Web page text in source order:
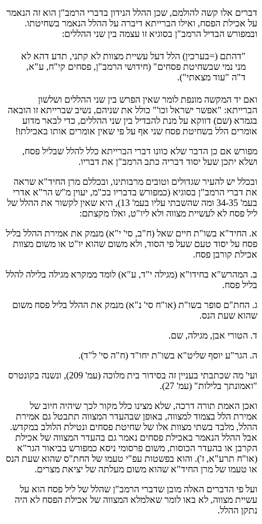
דברים אלו קשה להולמם, שכן ההלל הנידון בדברי הרמב"ן הוא זה הנאמר
על אכילת הפסח, ואילו הברייתא דיברה על ההלל הנאמר בשחיטתו.
ובמפורש הבדיל הרמב"ן בסוגיא זו עצמה בין שני ההללים:
"דהתם (=בערכין) הלל דעל עשיית מצוות לא קתני, תדע דהא לא
מני נמי שבשחיטת פסחים" (חידושי הרמב"ן, פסחים קי"ח, ע"א,
ד"ה "עוד מצאתי").
ואם יד המקשה מונפת לומר שאין הפרש בין שני ההללים ושלשון
הברייתא: "אפשר ישראל וכו'" כולל את שניהם, נשיב שברייתא זו הובאה
בגמרא (שם) דווקא על מנת להבדיל בין שני ההללים, כדי לבאר מדוע
אומרים הלל בשחיטת פסח שני אף על פי שאין אומרים אותו באכילתו!
מפורש אם כן הדבר שלא כוונו דברי הברייתא כלל להלל שבליל פסח,
ושלא יתכן שעל יסוד דבריה כתב הרמב"ן את דבריו.
ובכלל יש להעיר שגדולים וטובים מרבותינו, ובכללם מרן החיד"א שראה
את דברי הרמב"ן בסוגיא (כמפורש בדבריו בכ"מ, יעוין מ"ש הר"א אדרי
בעמ' 34-35 ומה שהשבתי עליו בעמ' 13), היא שאין לקשור את ההלל של
ליל פסח לא לעשיית מצווה ולא ליו"ט, ואלו מקצתם:
א. החיד"א בשו"ת חיים שאל (ח"ב, סי' י"א) מנמק את אמירת ההלל בליל
פסח על יסוד טעם שעל פי הסוד, ולא משום שהוא יו"ט או משום מצוות
אכילת קורבן פסח.
ב. המהרש"א בחידו"א (מגילה י"ד, ע"א) לומד ממקרא מגילה בלילה להלל
בליל פסח.
ג. החת"ם סופר בשו"ת (או"ח סי' נ"א) מנמק את ההלל בליל פסח משום
שהוא שעת הנס.
ד. הטורי אבן, מגילה, שם.
ה. הגר"ע יוסף שליט"א בשו"ת יחו"ד (ח"ה סי' ל"ד).
ועי' מה שכתבתי בעניין זה בסידור בית מלוכה (עמ' 209), ונשנה בקונטרס
"ואמונתך בלילות" (עמ' 27).
ואכן האמת תורה דרכה, שלא מצינו כלל מקור לכך שיהיה חיוב של
אמירת הלל בצמוד למצווה, באופן שבהעדר המצווה תתבטל גם אמירת
ההלל, מלבד בשתי מצוות אלו של שחיטת פסחים ונטילת הלולב במקדש.
אבל ההלל הנאמר באכילת פסחים נאמר גם בהעדר המצווה של אכילת
הקרבן או בהעדר הכוסות, משום פרסומי ניסא כמפורש בביאור הגר"א
(או"ח תרע"א, ז'). והוא בפשטות עפ"י טעמו של החת"ס שהוא שעת הנס
או טעמו של מרן החיד"א שהוא משום מעלתה של יציאת מצרים.
ועל פי הדברים האלה מובן שדברי הרמב"ן שהלל של ליל פסח הוא על
עשיית מצווה, לא באו לומר שאלמלא המצווה של אכילת הפסח לא היה
נתקן ההלל.